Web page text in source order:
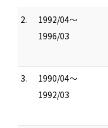
2.
1992/04～
1996/03
3.
1990/04～
1992/03